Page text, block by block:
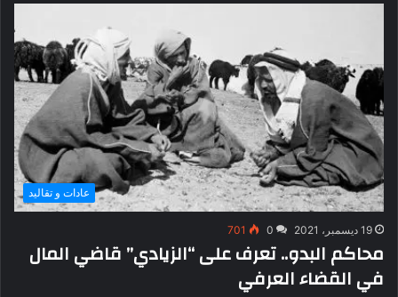
عادات و تقاليد
19 ديسمبر، 2021 0
701
محاكم البدو.. تعرف على “الزيادي” قاضي المال
في القضاء العرفي